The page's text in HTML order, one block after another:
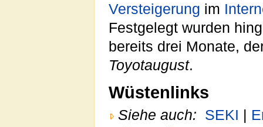
Versteigerung im
Festgelegt wurden
bereits drei Monate,
Toyotaugust.
Wüstenlinks
Siehe auch: SEKI